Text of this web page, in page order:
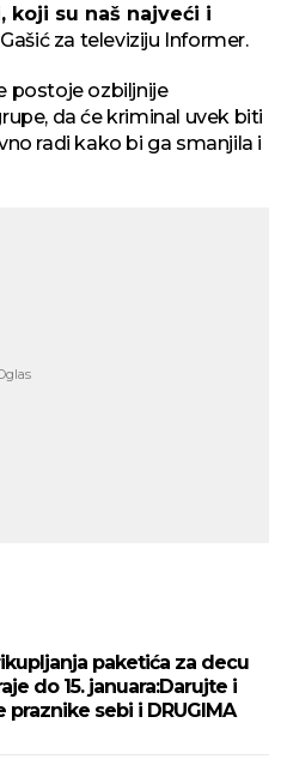
koji su naš najveći i
za televiziju Informer.
postoje ozbiljnije
da će kriminal uvek biti
radi kako bi ga smanjila i
paketića za decu
do 15. januara:Darujte i
praznike sebi i DRUGIMA